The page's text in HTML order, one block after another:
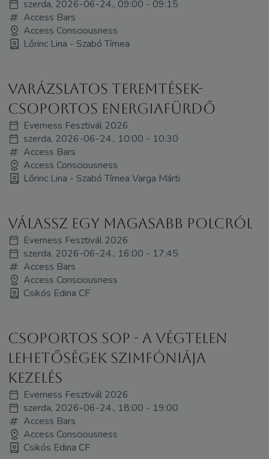
szerda, 2026-06-24., 09:00 - 09:15
Access Bars
Access Consciousness
Lőrinc Lina - Szabó Tímea
Varázslatos teremtések-
Csoportos energiafürdő
Everness Fesztivál 2026
szerda, 2026-06-24., 10:00 - 10:30
Access Bars
Access Consciousness
Lőrinc Lina - Szabó Tímea Varga Márti
Válassz egy magasabb polcról
Everness Fesztivál 2026
szerda, 2026-06-24., 16:00 - 17:45
Access Bars
Access Consciousness
Csikós Edina CF
Csoportos SOP - A Végtelen
Lehetőségek Szimfóniája
kezelés
Everness Fesztivál 2026
szerda, 2026-06-24., 18:00 - 19:00
Access Bars
Access Consciousness
Csikós Edina CF